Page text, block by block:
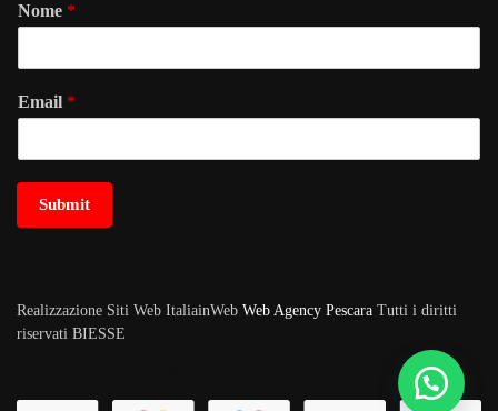
Nome *
Email *
Submit
Realizzazione Siti Web ItaliainWeb Web Agency Pescara Tutti i diritti
riservati BIESSE